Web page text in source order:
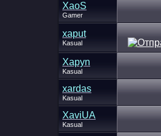
XaoS
Gamer
xaput
Kasual
Xapyn
Kasual
xardas
Kasual
XaviUA
Kasual